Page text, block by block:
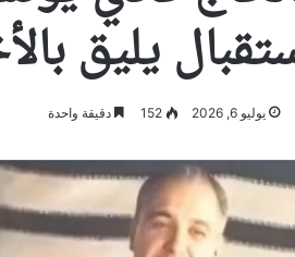
يليق
يوليو 6, 2026 152 دقيقة واحدة